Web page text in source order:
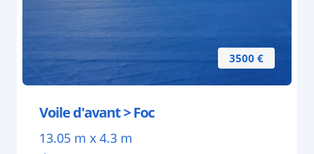
3500 €
Voile d'avant > Foc
13.05 m x 4.3 m